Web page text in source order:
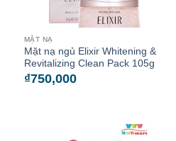
MẶT NẠ
Mặt nạ ngủ Elixir Whitening &
Revitalizing Clean Pack 105g
₫750,000